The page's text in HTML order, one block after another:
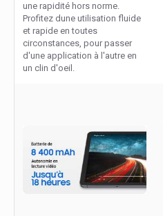
une rapidité hors norme.
Profitez dune utilisation fluide
et rapide en toutes
circonstances, pour passer
d'une application à l'autre en
un clin d'oeil.